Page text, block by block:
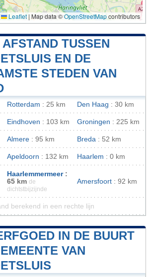
Leaflet | Map data ©OpenStreetMapcontributors
TUSSEN
EN DE
STEDEN VAN
Rotterdam : 25 km Den Haag : 30 km
Eindhoven : 103 km Groningen : 225 km
Almere : 95 km Breda : 52 km
Apeldoorn : 132 km Haarlem : 0 km
Haarlemmermeer:
65 km de
dichtstbijzijnde
Amersfoort : 92 km
berekend in een rechte lijn
IN DE BUURT
VAN